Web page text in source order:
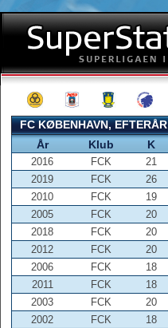
FC KØBENHAVN, EFTERÅR
År
Klub K
2016 FCK 21
2019
FCK 26
2010
FCK 19
2005
FCK 20
2018
FCK 20
2012
FCK 20
2006
FCK 18
2011
FCK 18
2003
FCK 20
2002
FCK 18